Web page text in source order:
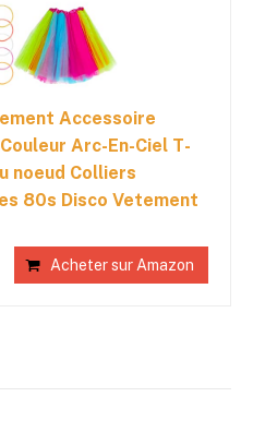
Accessoire
Arc-En-Ciel T-
noeud Colliers
80s Disco Vetement
Acheter sur Amazon